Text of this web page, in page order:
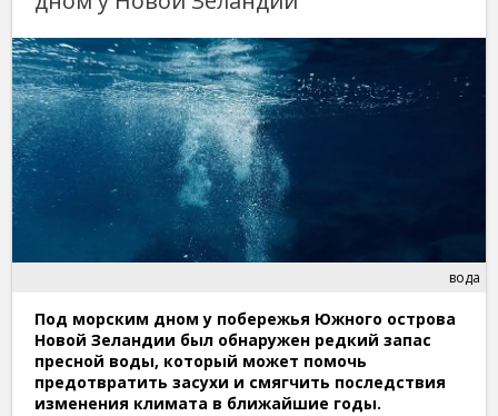
вода
Под морским дном у побережья Южного острова
Новой Зеландии был обнаружен редкий запас
пресной воды, который может помочь
предотвратить засухи и смягчить последствия
изменения климата в ближайшие годы.